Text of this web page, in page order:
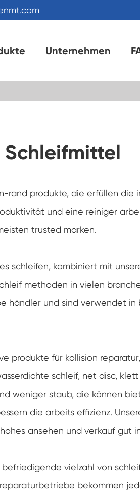
Unternehmen
rand produkte, die erfüllen die
und eine reiniger
trusted marken.
schleifen, kombiniert mit
methoden in vielen
händler und sind verwendet in
produkte für kollision
schleif, net disc,
weniger staub, die können
die arbeits effizienz.
ansehen und verkauf gut
vielzahl von
bekommen